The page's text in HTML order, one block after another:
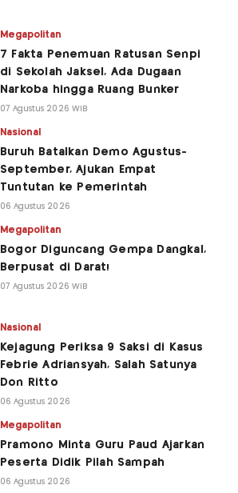
Megapolitan
7 Fakta Penemuan Ratusan Senpi
di Sekolah Jaksel, Ada Dugaan
Narkoba hingga Ruang Bunker
07 Agustus 2026 WIB
Nasional
Buruh Batalkan Demo Agustus-
September, Ajukan Empat
Tuntutan ke Pemerintah
06 Agustus 2026
Megapolitan
Bogor Diguncang Gempa Dangkal,
Berpusat di Darat!
07 Agustus 2026 WIB
Nasional
Kejagung Periksa 9 Saksi di Kasus
Febrie Adriansyah, Salah Satunya
Don Ritto
06 Agustus 2026
Megapolitan
Pramono Minta Guru Paud Ajarkan
Peserta Didik Pilah Sampah
06 Agustus 2026